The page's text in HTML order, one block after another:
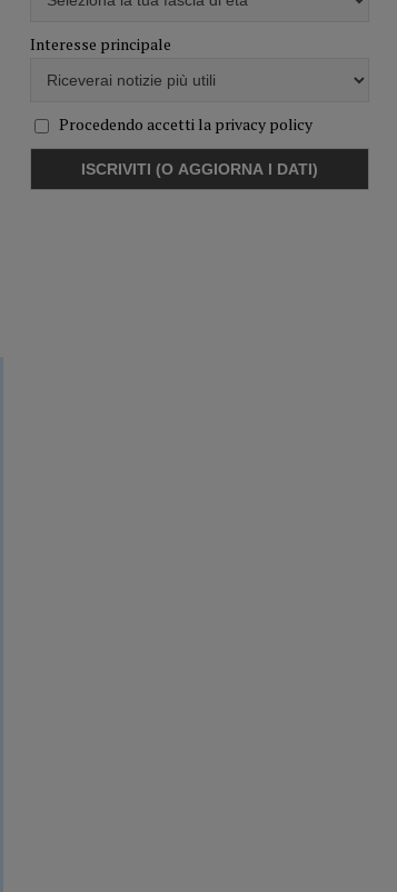
Interesse principale
Procedendo accetti la privacy policy